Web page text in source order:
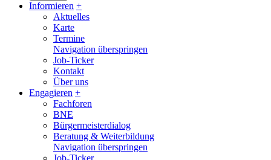
Informieren +
Aktuelles
Karte
Termine
Navigation überspringen
Job-Ticker
Kontakt
Über uns
Engagieren +
Fachforen
BNE
Bürgermeisterdialog
Beratung & Weiterbildung
Navigation überspringen
Job-Ticker